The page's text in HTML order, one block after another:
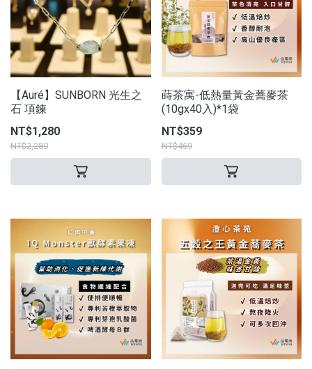
【Auré】SUNBORN 光生之
石 項鍊
NT$1,280
NT$2,280
蒔茶寓-低熱量黃金蕎麥茶
(10gx40入)*1袋
NT$359
NT$469